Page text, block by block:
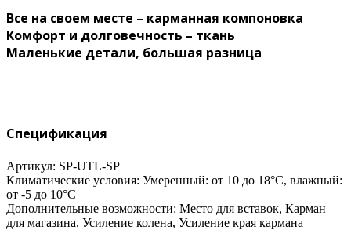
Все на своем месте – карманная компоновка
Комфорт и долговечность – ткань
Маленькие детали, большая разница
Спецификация
Артикул: SP-UTL-SP
Климатические условия: Умеренный: от 10 до 18°C, влажный:
от -5 до 10°C
Дополнительные возможности: Место для вставок, Карман
для магазина, Усиление колена, Усиление края кармана